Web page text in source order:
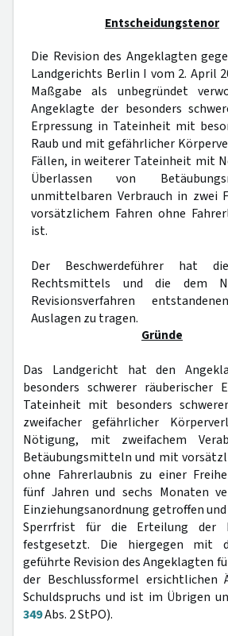
Entscheidungstenor
Die Revision des Angeklagten
Landgerichts Berlin I vom 2. April
Maßgabe als unbegründet
Angeklagte der besonders
Erpressung in Tateinheit mit
Raub und mit gefährlicher
Fällen, in weiterer Tateinheit mit
Überlassen von
unmittelbaren Verbrauch in zwei
vorsätzlichem Fahren ohne
ist.
Der Beschwerdeführer hat
Rechtsmittels und die dem
Revisionsverfahren
Auslagen zu tragen.
Gründe
Das Landgericht hat den
besonders schwerer räuberischer
Tateinheit mit besonders
zweifacher gefährlicher
Nötigung, mit zweifachem
Betäubungsmitteln und mit
ohne Fahrerlaubnis zu einer
fünf Jahren und sechs Monaten
Einziehungsanordnung getroffen
Sperrfrist für die Erteilung der
festgesetzt. Die hiergegen mit
geführte Revision des Angeklagten
der Beschlussformel ersichtlichen
Schuldspruchs und ist im Übrigen
349Abs. 2 StPO).